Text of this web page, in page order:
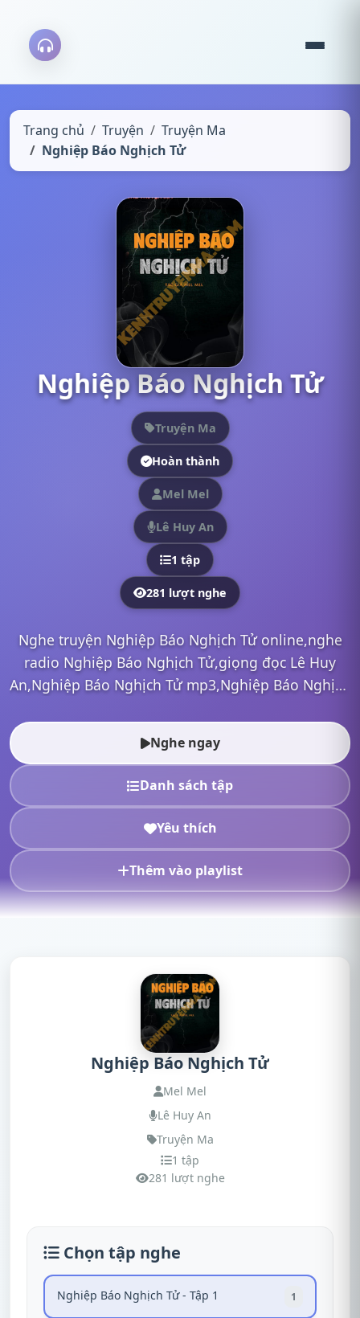
Trang chủ Truyện
Truyện Ma
Nghiệp Báo Nghịch Tử
Nghiệp Báo Nghịch Tử
Truyện Ma
Hoàn thành
Mel Mel
Lê Huy An
1 tập
281 lượt nghe
Nghe truyện Nghiệp Báo Nghịch Tử online,nghe
radio Nghiệp Báo Nghịch Tử,giọng đọc Lê Huy
An,Nghiệp Báo Nghịch Tử mp3,Nghiệp Báo Nghịch
Nghe ngay
Danh sách tập
Yêu thích
Thêm vào playlist
Nghiệp Báo Nghịch Tử
Mel Mel
Lê Huy An
Truyện Ma
1 tập
281 lượt nghe
Chọn tập nghe
Nghiệp Báo Nghịch Tử - Tập 1 1